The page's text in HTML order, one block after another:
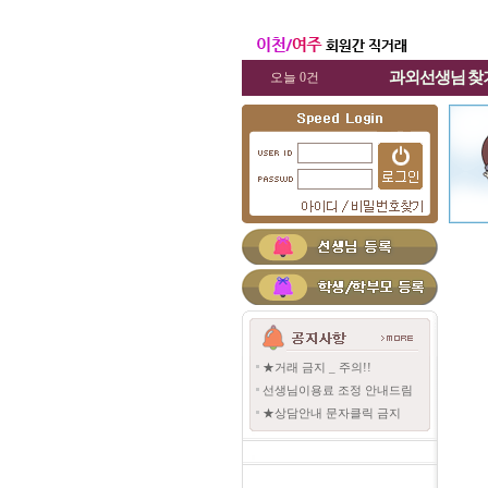
오늘 0건 과외선생님 찾
★거래 금지 _ 주의!!
선생님이용료 조정 안내드림
★상담안내 문자클릭 금지